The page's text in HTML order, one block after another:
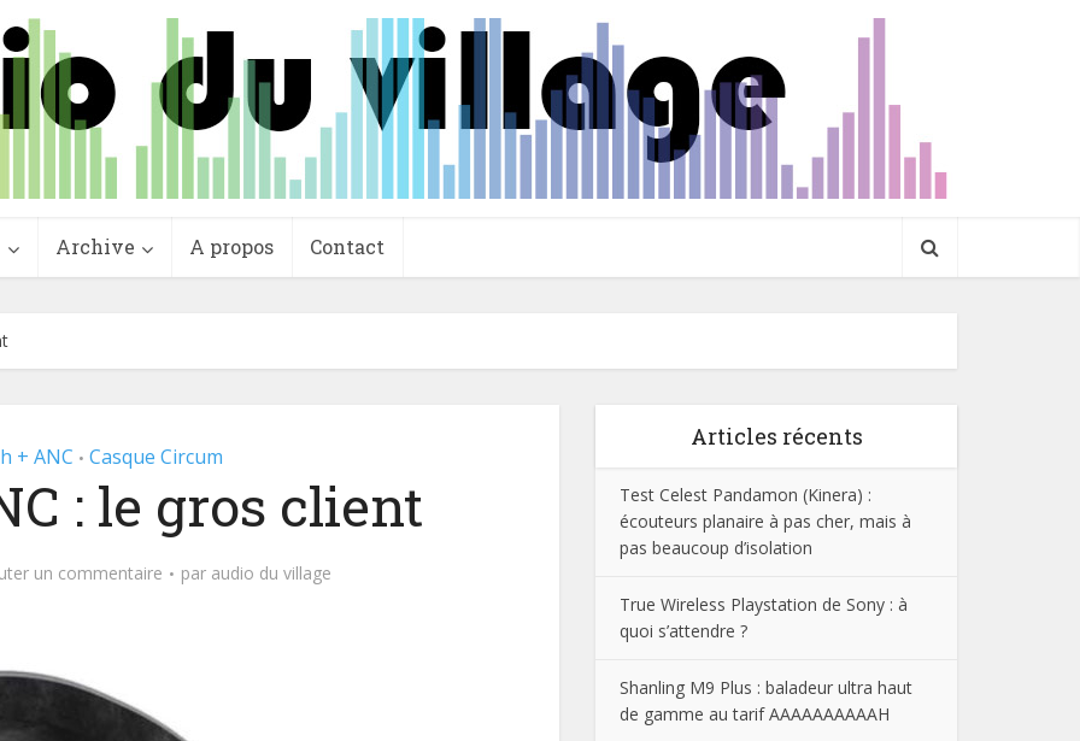
Archive A propos Contact
+ ANC • Casque Circum
: le gros client
un commentaire par audio du village
Articles récents
Test Celest Pandamon (Kinera) :
écouteurs planaire à pas cher, mais à
pas beaucoup d’isolation
True Wireless Playstation de Sony : à
quoi s’attendre ?
Shanling M9 Plus : baladeur ultra haut
de gamme au tarif AAAAAAAAAAH